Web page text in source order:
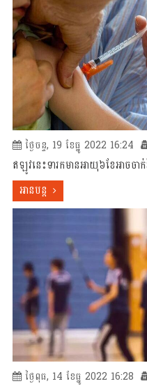
ថ្ងៃចន្ទ, 19 ខែធ្នូ 2022 16:24
ឥឡូវនេះទារកមានអាយុ៦ខែអាចចា
អានបន្ត
ថ្ងៃពុធ, 14 ខែធ្នូ 2022 16:28